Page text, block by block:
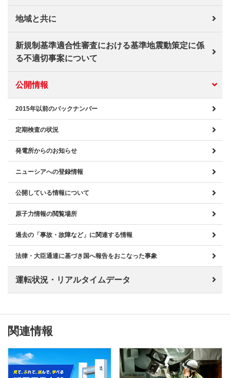
地域と共に
新規制基準適合性審査における基準地震動策定に係
る不適切事案について
公開情報
2015年以前のバックナンバー
定期検査の状況
発電所からのお知らせ
ニューシアへの登録情報
公開している情報について
原子力情報の閲覧場所
過去の「事故・故障など」に関連する情報
法律・大臣通達に基づき国へ報告をおこなった事象
運転状況・リアルタイムデータ
関連情報